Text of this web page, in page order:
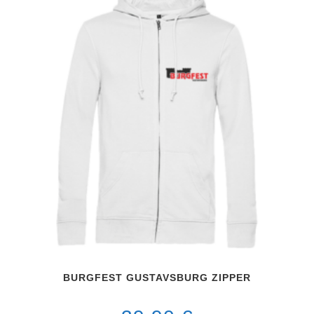
BURGFEST GUSTAVSBURG ZIPPER